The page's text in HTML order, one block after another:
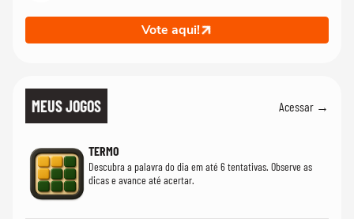
Vote aqui!
MEUS JOGOS Acessar →
TERMO
Descubra a palavra do dia em até 6 tentativas. Observe as
dicas e avance até acertar.